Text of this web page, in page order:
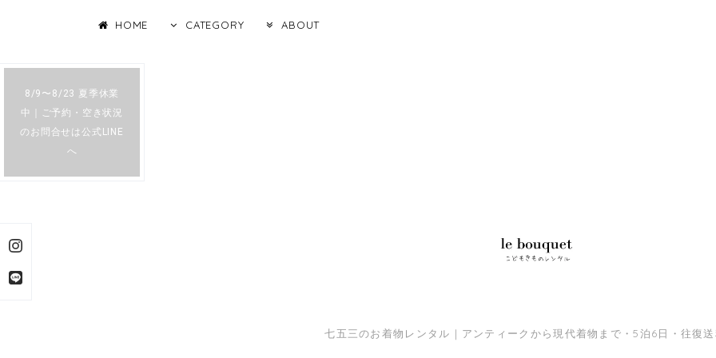
8/9〜8/23 夏季休業
中｜ご予約・空き状況
のお問合せは公式LINE
へ
HOME CATEGORY ABOUT
七五三のお着物レンタル｜アンティークから現代着物まで・5泊6日・往復